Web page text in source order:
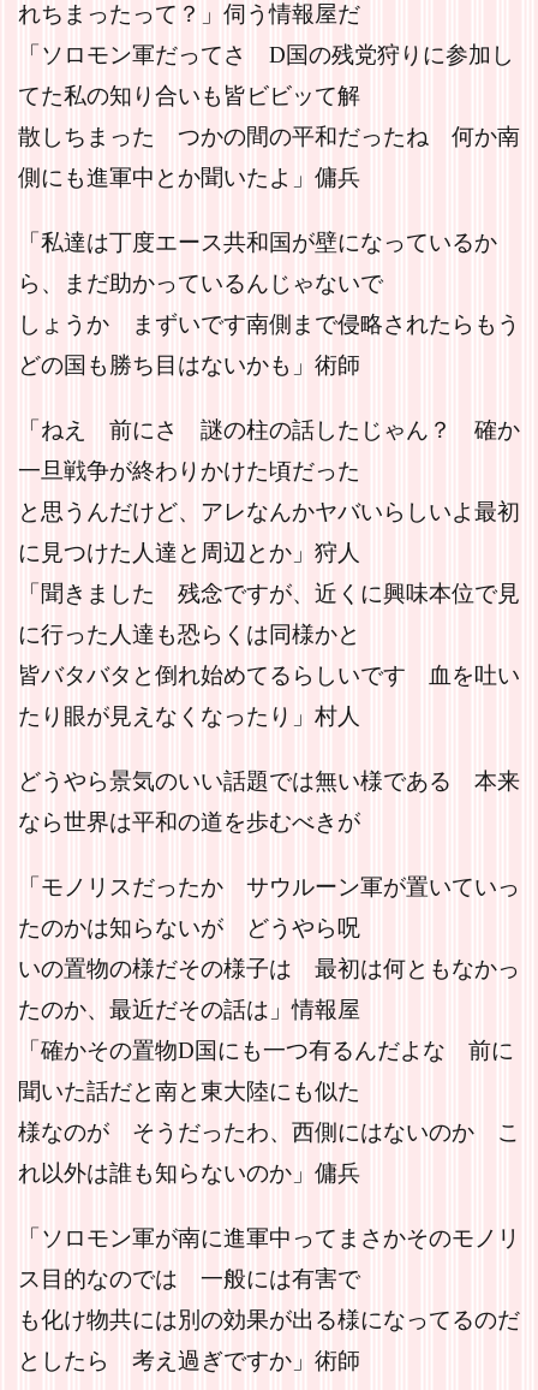
れちまったって？」伺う情報屋だ
「ソロモン軍だってさ D国の残党狩りに参加し
てた私の知り合いも皆ビビッて解
散しちまった つかの間の平和だったね 何か南
側にも進軍中とか聞いたよ」傭兵
「私達は丁度エース共和国が壁になっているか
ら、まだ助かっているんじゃないで
しょうか まずいです南側まで侵略されたらもう
どの国も勝ち目はないかも」術師
「ねえ 前にさ 謎の柱の話したじゃん？ 確か
一旦戦争が終わりかけた頃だった
と思うんだけど、アレなんかヤバいらしいよ最初
に見つけた人達と周辺とか」狩人
「聞きました 残念ですが、近くに興味本位で見
に行った人達も恐らくは同様かと
皆バタバタと倒れ始めてるらしいです 血を吐い
たり眼が見えなくなったり」村人
どうやら景気のいい話題では無い様である 本来
なら世界は平和の道を歩むべきが
「モノリスだったか サウルーン軍が置いていっ
たのかは知らないが どうやら呪
いの置物の様だその様子は 最初は何ともなかっ
たのか、最近だその話は」情報屋
「確かその置物D国にも一つ有るんだよな 前に
聞いた話だと南と東大陸にも似た
様なのが そうだったわ、西側にはないのか こ
れ以外は誰も知らないのか」傭兵
「ソロモン軍が南に進軍中ってまさかそのモノリ
ス目的なのでは 一般には有害で
も化け物共には別の効果が出る様になってるのだ
としたら 考え過ぎですか」術師